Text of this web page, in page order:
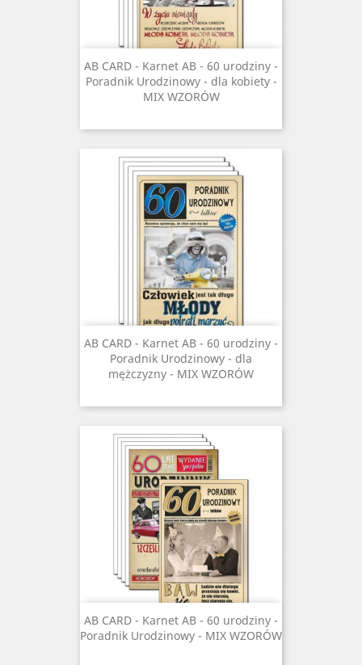
AB CARD - Karnet AB - 60 urodziny -
Poradnik Urodzinowy - dla kobiety -
MIX WZORÓW
AB CARD - Karnet AB - 60 urodziny -
Poradnik Urodzinowy - dla
mężczyzny - MIX WZORÓW
AB CARD - Karnet AB - 60 urodziny -
Poradnik Urodzinowy - MIX WZORÓW